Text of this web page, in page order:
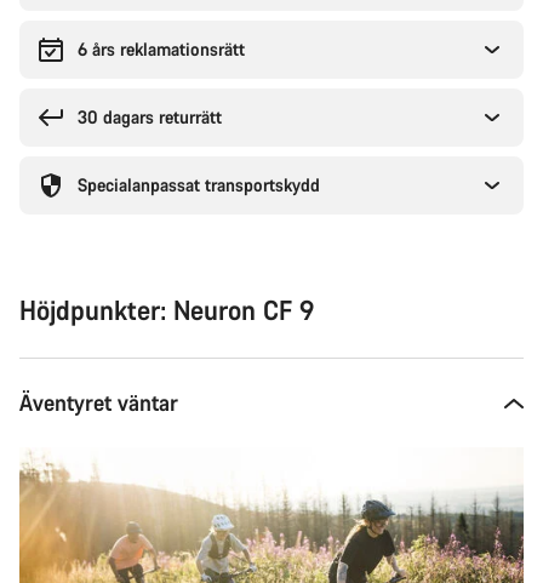
6 års reklamationsrätt
30 dagars returrätt
Specialanpassat transportskydd
Höjdpunkter: Neuron CF 9
Äventyret väntar